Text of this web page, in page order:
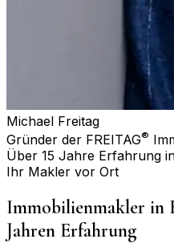
Michael Freitag
Gründer der FREITAG®
Über 15 Jahre Erfahrung
Ihr Makler vor Ort
Immobilienmakler in
Jahren Erfahrung